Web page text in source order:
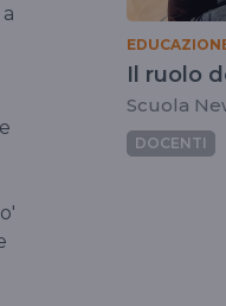
Il ruolo
Scuola
DOCENTI